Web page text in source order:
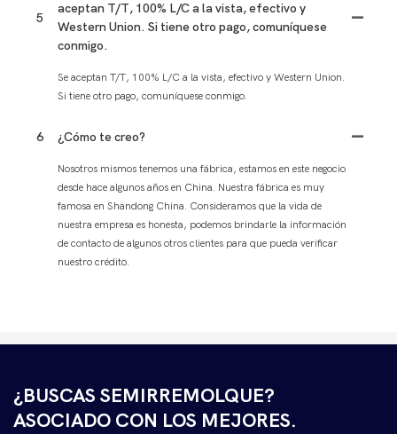
5
aceptan T/T, 100% L/C a la vista, efectivo y
Western Union. Si tiene otro pago, comuníquese
conmigo.
Se aceptan T/T, 100% L/C a la vista, efectivo y Western Union.
Si tiene otro pago, comuníquese conmigo.
6 ¿Cómo te creo?
Nosotros mismos tenemos una fábrica, estamos en este negocio
desde hace algunos años en China. Nuestra fábrica es muy
famosa en Shandong China. Consideramos que la vida de
nuestra empresa es honesta, podemos brindarle la información
de contacto de algunos otros clientes para que pueda verificar
nuestro crédito.
¿BUSCAS SEMIRREMOLQUE?
ASOCIADO CON LOS MEJORES.